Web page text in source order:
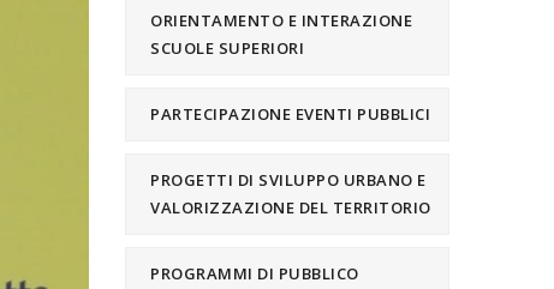
ORIENTAMENTO E INTERAZIONE
SCUOLE SUPERIORI
PARTECIPAZIONE EVENTI PUBBLICI
PROGETTI DI SVILUPPO URBANO E
VALORIZZAZIONE DEL TERRITORIO
PROGRAMMI DI PUBBLICO